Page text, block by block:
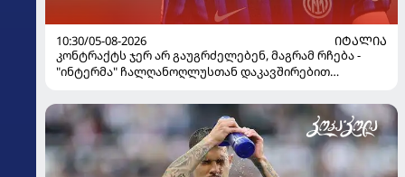
10:30/05-08-2026
ᲘᲢᲐᲚᲘᲐ
კონტრაქტს ჯერ არ გაუგრძელებენ, მაგრამ რჩება -
"ინტერმა" ჩალღანოღლუსთან დაკავშირებით